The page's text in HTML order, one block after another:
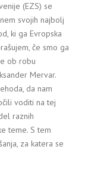
(EZS) se
svojih najbolj
ki ga Evropska
če smo ga
ob robu
Mervar.
da nam
voditi na tej
raznih
teme. S tem
za katera se